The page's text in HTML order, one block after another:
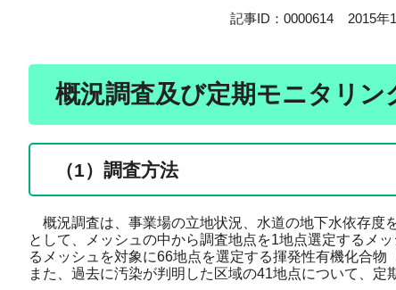
記事ID：0000614 2015年
概況調査及び定期モニタリン
（1）調査方法
概況調査は、事業場の立地状況、水道の地下水依存度
として、メッシュの中から調査地点を1地点選定するメ
るメッシュを対象に66地点を選定する揮発性有機化合物
また、過去に汚染が判明した区域の41地点について、定